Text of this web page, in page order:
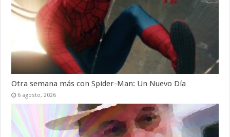
Otra semana más con Spider-Man: Un Nuevo Día
6 agosto, 2026